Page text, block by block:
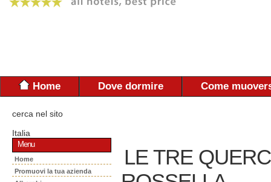
Home Dove dormire Come
cerca nel sito
Italia
Menu
Home
Promuovi la tua azienda
LE TRE